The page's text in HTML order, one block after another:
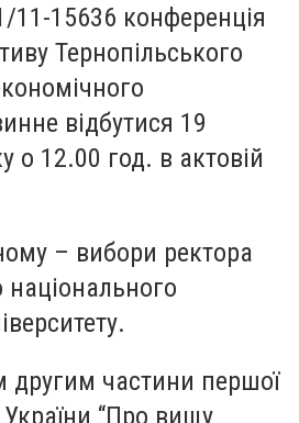
15636 конференція
Тернопільського
відбутися 19
о 12.00 год. в актовій
– вибори ректора
національного
другим частини першої
України “Про вищу